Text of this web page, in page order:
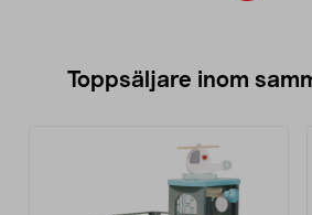
Toppsäljare inom